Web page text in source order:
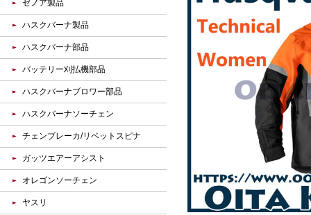
ゼノア製品
ハスクバーナ製品
ハスクバーナ部品
バッテリー刈払機部品
ハスクバーナブロワー部品
ハスクバーナソーチェン
チェンブレーカ/リベットスピナ
ガッツエアーアシスト
オレゴンソーチェン
ヤスリ